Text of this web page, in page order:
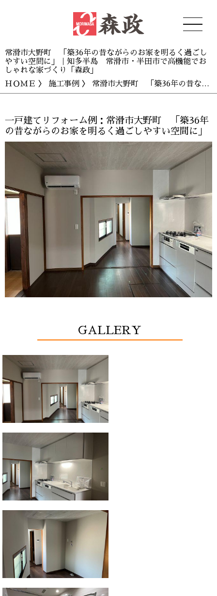
常滑市大野町 「築36年の昔ながらのお家を明るく過ごし
やすい空間に」｜知多半島 常滑市・半田市で高機能でお
しゃれな家づくり「森政」
ＨＯＭＥ 〉 施工事例 〉 常滑市大野町 「築36年の昔ながらのお家を明るく過ごしやすい空間に」
一戸建てリフォーム例：常滑市大野町 「築36年
の昔ながらのお家を明るく過ごしやすい空間に」
GALLERY